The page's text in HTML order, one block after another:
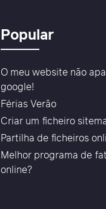
Popular
O meu website não
google!
Férias Verão
Criar um ficheiro
Partilha de ficheiros
Melhor programa de
online?